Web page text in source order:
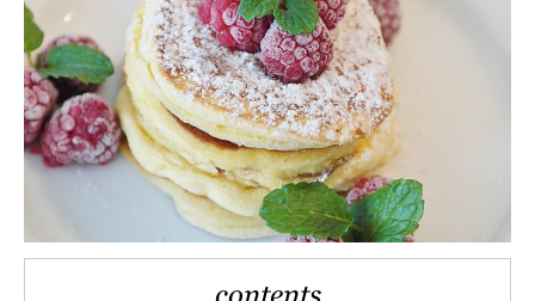
contents